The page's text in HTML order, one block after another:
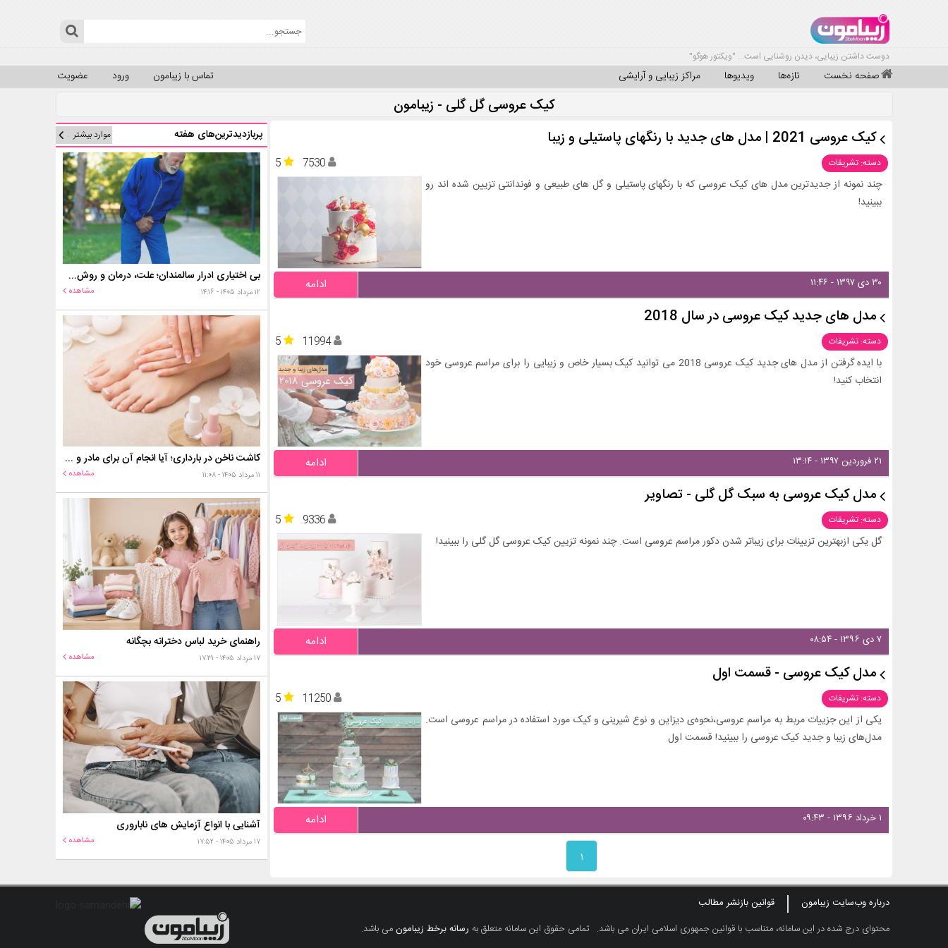
دوست داشتن زیبایی، دیدن روشنایی است... "ویکتور هوگو"
صفحه نخست تازه‌ها ویدیوها مراکز زیبایی و آرایشی عضویت ورود تماس با زیبامون
کیک عروسی گل گلی - زیبامون
کیک عروسی 2021 | مدل های جدید با رنگهای پاستیلی و زیبا
دسته: تشریفات 5
7530
چند نمونه از جدیدترین مدل های کیک عروسی که با رنگهای پاستیلی و گل های طبیعی و فوندانتی تزیین شده اند رو
ببینید!
۳۰ دی ۱۳۹۷ - ۱۱:۴۶ ادامه
مدل های جدید کیک عروسی در سال 2018
دسته: تشریفات 5
11994
با ایده گرفتن از مدل های جدید کیک عروسی 2018 می توانید کیک بسیار خاص و زیبایی را برای مراسم عروسی خود
انتخاب کنید!
۲۱ فروردین ۱۳۹۷ - ۱۳:۱۴ ادامه
مدل کیک عروسی به سبک گل گلی - تصاویر
دسته: تشریفات 5
9336
گل یکی ازبهترین تزیینات برای زیباتر شدن دکور مراسم عروسی است. چند نمونه تزیین کیک عروسی گل گلی را ببینید!
۷ دی ۱۳۹۶ - ۰۸:۵۴ ادامه
مدل کیک عروسی - قسمت اول
دسته: تشریفات 5
11250
یکی از این جزییات مربط به مراسم عروسی،نحوه‌ی دیزاین و نوع شیرینی و کیک مورد استفاده در مراسم عروسی است.
مدل‌های زیبا و جدید کیک عروسی را ببینید! قسمت اول
۱ خرداد ۱۳۹۶ - ۰۹:۴۳ ادامه
۱
پربازدیدترین‌های هفته موارد بیشتر
بی اختیاری ادرار سالمندان؛ علت، درمان و روش‌های کنترل در منزل
۱۲ مرداد ۱۴۰۵ - ۱۴:۱۶ مشاهده
کاشت ناخن در بارداری؛ آیا انجام آن برای مادر و جنین خطر دارد؟
۱۱ مرداد ۱۴۰۵ - ۱۱:۰۸ مشاهده
راهنمای خرید لباس دخترانه بچگانه
۱۷ مرداد ۱۴۰۵ - ۱۷:۳۱ مشاهده
آشنایی با انواع آزمایش های ناباروری
۱۷ مرداد ۱۴۰۵ - ۱۷:۵۲ مشاهده
درباره وب‌سایت زیبامون
قوانین بازنشر مطالب
محتوای درج شده در این سامانه، متناسب با قوانین جمهوری اسلامی ایران می باشد. تمامی حقوق این سامانه متعلق به رسانه برخط زیبامونمی باشد.